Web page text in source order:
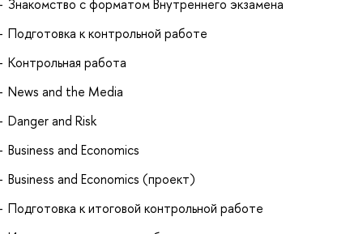
Знакомство с форматом Внутреннего экзамена
Подготовка к контрольной работе
Контрольная работа
News and the Media
Danger and Risk
Business and Economics
Business and Economics (проект)
Подготовка к итоговой контрольной работе